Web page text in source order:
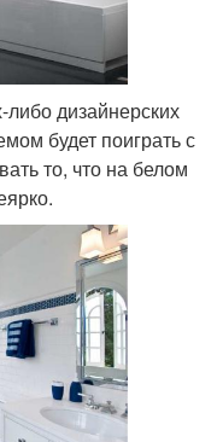
либо дизайнерских
будет поиграть с
то, что на белом